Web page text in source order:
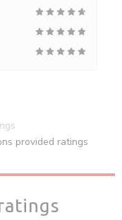
provided ratings